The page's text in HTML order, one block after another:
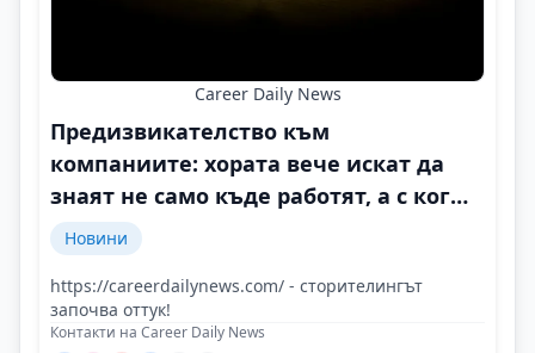
Career Daily News
Предизвикателство към
компаниите: хората вече искат да
знаят не само къде работят, а с кого
и защо
Новини
https://careerdailynews.com/ - сторителингът
започва оттук!
Контакти на Career Daily News